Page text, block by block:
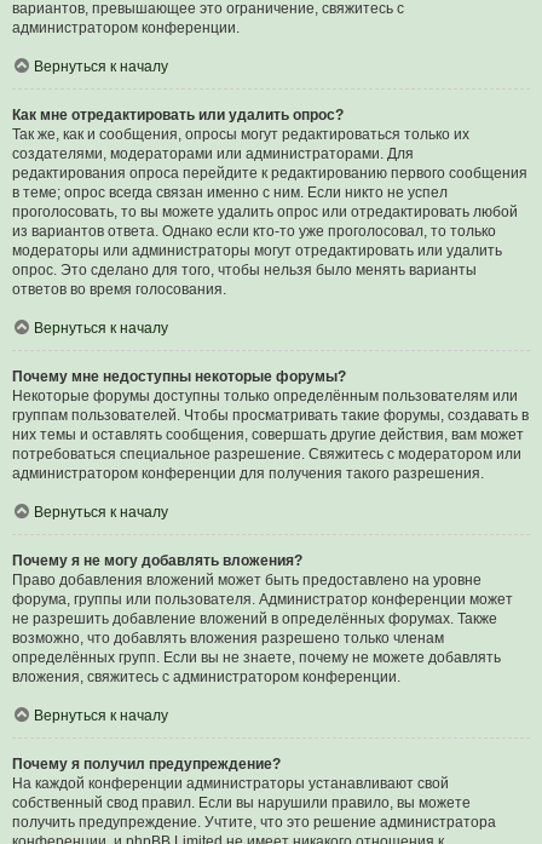
вариантов, превышающее это ограничение, свяжитесь с
администратором конференции.
Вернуться к началу
Как мне отредактировать или удалить опрос?
Так же, как и сообщения, опросы могут редактироваться только их
создателями, модераторами или администраторами. Для
редактирования опроса перейдите к редактированию первого сообщения
в теме; опрос всегда связан именно с ним. Если никто не успел
проголосовать, то вы можете удалить опрос или отредактировать любой
из вариантов ответа. Однако если кто-то уже проголосовал, то только
модераторы или администраторы могут отредактировать или удалить
опрос. Это сделано для того, чтобы нельзя было менять варианты
ответов во время голосования.
Вернуться к началу
Почему мне недоступны некоторые форумы?
Некоторые форумы доступны только определённым пользователям или
группам пользователей. Чтобы просматривать такие форумы, создавать в
них темы и оставлять сообщения, совершать другие действия, вам может
потребоваться специальное разрешение. Свяжитесь с модератором или
администратором конференции для получения такого разрешения.
Вернуться к началу
Почему я не могу добавлять вложения?
Право добавления вложений может быть предоставлено на уровне
форума, группы или пользователя. Администратор конференции может
не разрешить добавление вложений в определённых форумах. Также
возможно, что добавлять вложения разрешено только членам
определённых групп. Если вы не знаете, почему не можете добавлять
вложения, свяжитесь с администратором конференции.
Вернуться к началу
Почему я получил предупреждение?
На каждой конференции администраторы устанавливают свой
собственный свод правил. Если вы нарушили правило, вы можете
получить предупреждение. Учтите, что это решение администратора